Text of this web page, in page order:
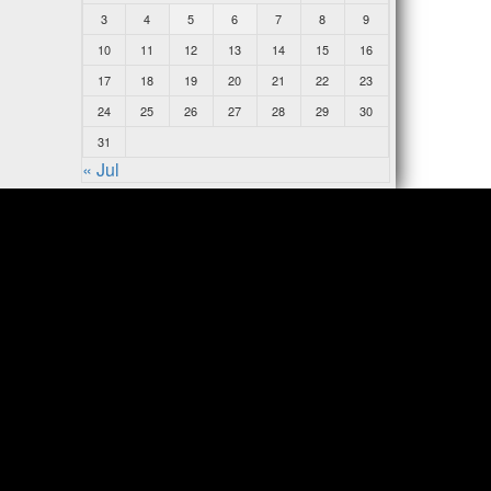
3
4 5 6 7 8
9
10
11 12 13 14 15
16
17
18 19 20 21 22
23
24
25 26 27 28 29
30
31
« Jul